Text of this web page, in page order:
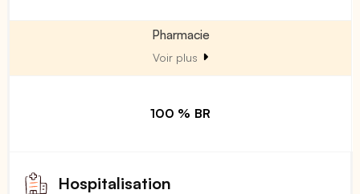
Pharmacie
Voir plus
100 % BR
Hospitalisation